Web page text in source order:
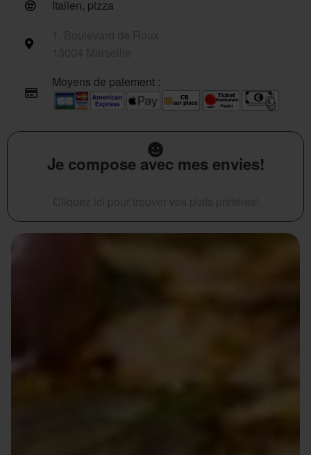
Italien, pizza
Moyens de paiement :
Je compose avec mes envies!